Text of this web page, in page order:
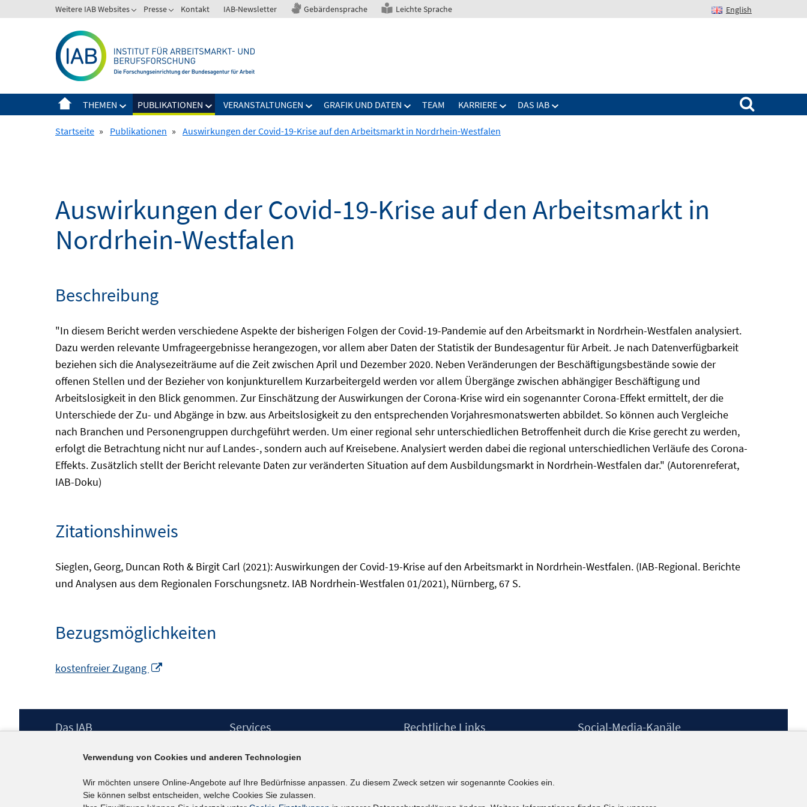
zum
Weitere IAB Websites Presse Kontakt IAB-Newsletter Gebärdensprache Leichte Sprache English
THEMEN PUBLIKATIONEN VERANSTALTUNGEN GRAFIK UND DATEN TEAM KARRIERE DAS IAB
Suchen nach:
Startseite » Publikationen » Auswirkungen der Covid-19-Krise auf den Arbeitsmarkt in Nordrhein-Westfalen
Auswirkungen der Covid-19-Krise auf den Arbeitsmarkt in
Nordrhein-Westfalen
Beschreibung
"In diesem Bericht werden verschiedene Aspekte der bisherigen Folgen der Covid-19-Pandemie auf den Arbeitsmarkt in Nordrhein-Westfalen analysiert.
Dazu werden relevante Umfrageergebnisse herangezogen, vor allem aber Daten der Statistik der Bundesagentur für Arbeit. Je nach Datenverfügbarkeit
beziehen sich die Analysezeiträume auf die Zeit zwischen April und Dezember 2020. Neben Veränderungen der Beschäftigungsbestände sowie der
offenen Stellen und der Bezieher von konjunkturellem Kurzarbeitergeld werden vor allem Übergänge zwischen abhängiger Beschäftigung und
Arbeitslosigkeit in den Blick genommen. Zur Einschätzung der Auswirkungen der Corona-Krise wird ein sogenannter Corona-Effekt ermittelt, der die
Unterschiede der Zu- und Abgänge in bzw. aus Arbeitslosigkeit zu den entsprechenden Vorjahresmonatswerten abbildet. So können auch Vergleiche
nach Branchen und Personengruppen durchgeführt werden. Um einer regional sehr unterschiedlichen Betroffenheit durch die Krise gerecht zu werden,
erfolgt die Betrachtung nicht nur auf Landes-, sondern auch auf Kreisebene. Analysiert werden dabei die regional unterschiedlichen Verläufe des Corona-
Effekts. Zusätzlich stellt der Bericht relevante Daten zur veränderten Situation auf dem Ausbildungsmarkt in Nordrhein-Westfalen dar." (Autorenreferat,
IAB-Doku)
Zitationshinweis
Sieglen, Georg, Duncan Roth & Birgit Carl (2021): Auswirkungen der Covid-19-Krise auf den Arbeitsmarkt in Nordrhein-Westfalen. (IAB-Regional. Berichte
und Analysen aus dem Regionalen Forschungsnetz. IAB Nordrhein-Westfalen 01/2021), Nürnberg, 67 S.
Bezugsmöglichkeiten
kostenfreier Zugang
Footer
Das IAB
Berufsforschung (IAB) – unser Leitbild
Institutsleitung
Graduiertenprogramm
Services
IAB-Newsletter
Kontakt
Rechtliche Links
Erklärung zur Barrierefreiheit
Social-Media-Kanäle
Verwendung von Cookies und anderen Technologien
Wir möchten unsere Online-Angebote auf Ihre Bedürfnisse anpassen. Zu diesem Zweck setzen wir sogenannte Cookies ein.
Sie können selbst entscheiden, welche Cookies Sie zulassen.